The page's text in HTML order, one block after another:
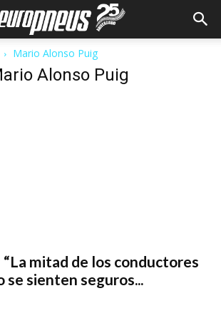
Mario Alonso Puig
Alonso Puig
mitad de los conductores
se sienten seguros...